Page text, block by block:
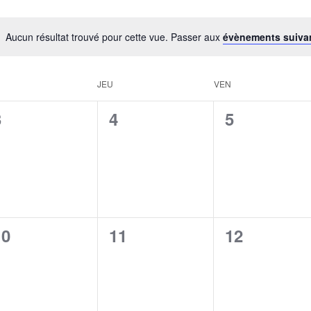
Aucun résultat trouvé pour cette vue. Passer aux évènements
JEU VEN
0
4
0
5
0
11
0
12